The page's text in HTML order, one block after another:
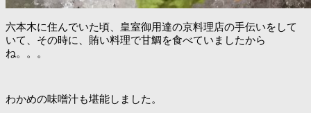
六本木に住んでいた頃、皇室御用達の京料理店の手伝いをして
いて、その時に、賄い料理で甘鯛を食べていましたから
ね。。。
わかめの味噌汁も堪能しました。